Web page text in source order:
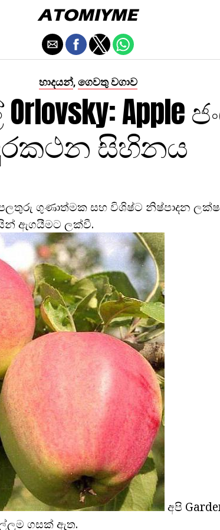
හාදයන්, ගෙවතු වගාව
Apple
සිහිනය
ගුණාත්මක සහ විශිෂ්ට නිෂ්පාදන
ඇගයීමට ලක්වී.
අපි
ගසක් ඇත.